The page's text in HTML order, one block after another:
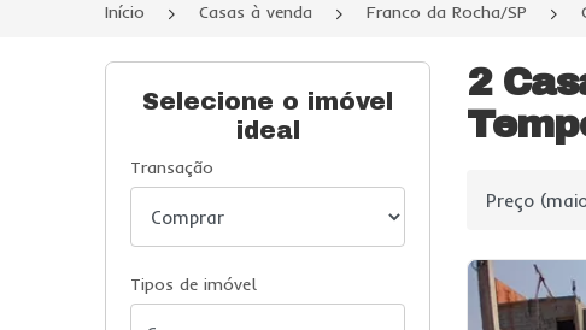
Início Casas à venda Franco da Rocha/SP
Selecione o imóvel
ideal
Transação
Tipos de imóvel
2
Ordenar por